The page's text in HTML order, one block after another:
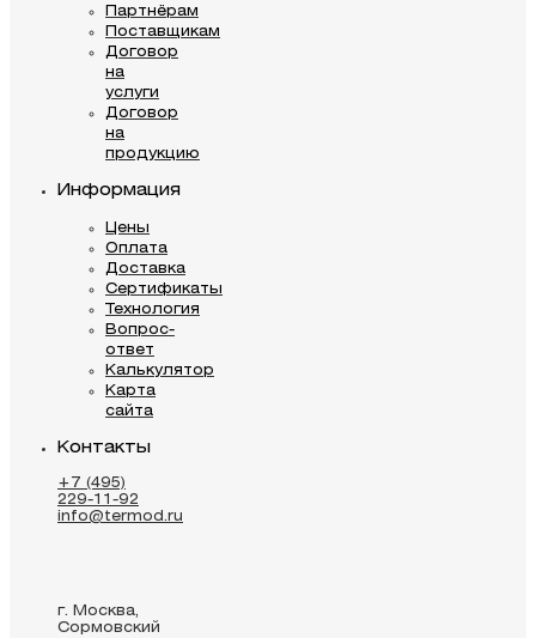
Партнёрам
Поставщикам
Договор
на
услуги
Договор
на
продукцию
Информация
Цены
Оплата
Доставка
Сертификаты
Технология
Вопрос-
ответ
Калькулятор
Карта
сайта
Контакты
+7 (495)
229-11-92
info@termod.ru
г. Москва,
Сормовский